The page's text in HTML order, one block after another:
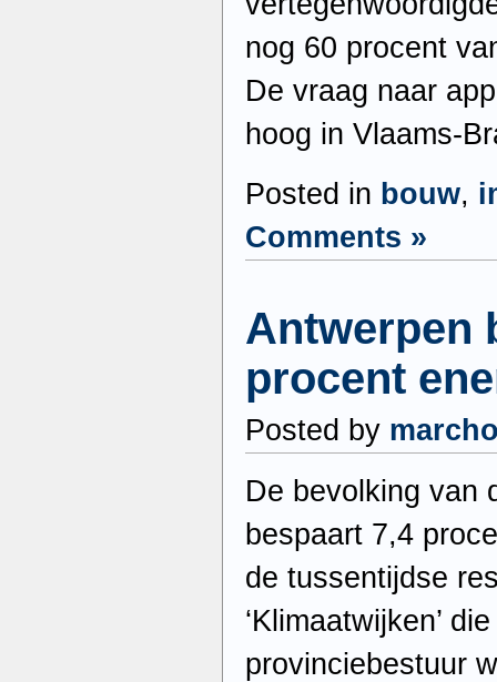
nog 60 procent
De vraag naar
hoog in Vlaams-
Posted in bouw,
Comments »
Antwerpen
procent
Posted by
De bevolking van
bespaart 7,4
de tussentijdse
‘Klimaatwijken’
provinciebestuur